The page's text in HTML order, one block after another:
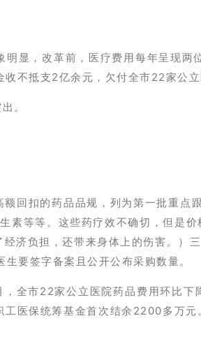
显，改革前，医疗费用每年呈现两
不抵支2亿余元，欠付全市22家公
。
回扣的药品品规，列为第一批重点
素等等。这些药疗效不确切，但是
济负担，还带来身体上的伤害。）
要签字备案且公开公布采购数量。
全市22家公立医院药品费用环比
医保统筹基金首次结余2200多万